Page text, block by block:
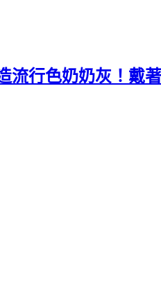
流行色奶奶灰！戴